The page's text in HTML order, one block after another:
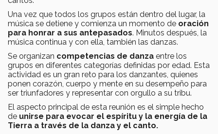
Una vez que todos los grupos están dentro del lugar, la
música se detiene y comienza un momento de oración
para honrar a sus antepasados. Minutos después, la
música continua y con ella, también las danzas.
Se organizan competencias de danza entre los
grupos en diferentes categorías definidas por edad. Esta
actividad es un gran reto para los danzantes, quienes
ponen corazón, cuerpo y mente en su desempeño para
ser triunfadores y representar con orgullo a su tribu.
El aspecto principal de esta reunión es el simple hecho
de unirse para evocar el espíritu y la energía de la
Tierra a través de la danza y el canto.